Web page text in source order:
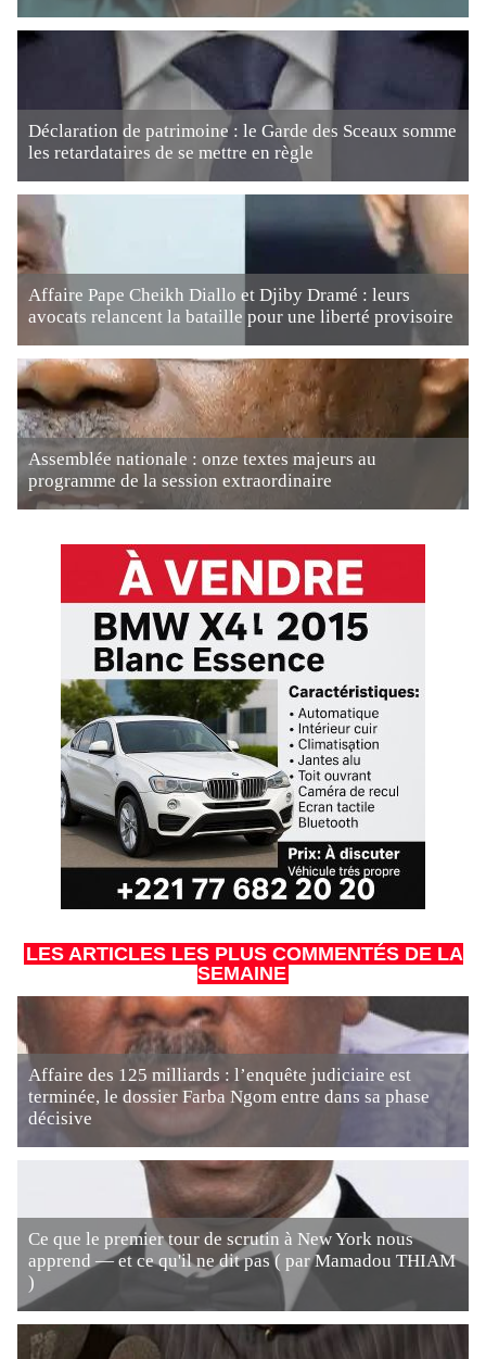
Déclaration de patrimoine : le Garde des Sceaux somme
les retardataires de se mettre en règle
Affaire Pape Cheikh Diallo et Djiby Dramé : leurs
avocats relancent la bataille pour une liberté provisoire
Assemblée nationale : onze textes majeurs au
programme de la session extraordinaire
LES ARTICLES LES PLUS COMMENTÉS DE LA
SEMAINE
Affaire des 125 milliards : l’enquête judiciaire est
terminée, le dossier Farba Ngom entre dans sa phase
décisive
Ce que le premier tour de scrutin à New York nous
apprend — et ce qu'il ne dit pas ( par Mamadou THIAM
)